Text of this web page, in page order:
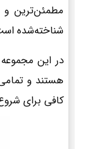
مطمئن‌ترین
شناخته‌شده
در این
هستند و
کافی برای